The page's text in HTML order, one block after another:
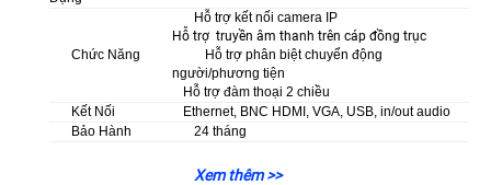
Chức Năng
Hỗ trợ kết nối camera IP
Hỗ trợ truyền âm thanh trên cáp đồng trục
Hỗ trợ phân biệt chuyển động
người/phương tiện
Hỗ trợ đàm thoại 2 chiều
Kết Nối
Ethernet, BNC HDMI, VGA, USB, in/out audio
Bảo Hành
24 tháng
Xem thêm >>